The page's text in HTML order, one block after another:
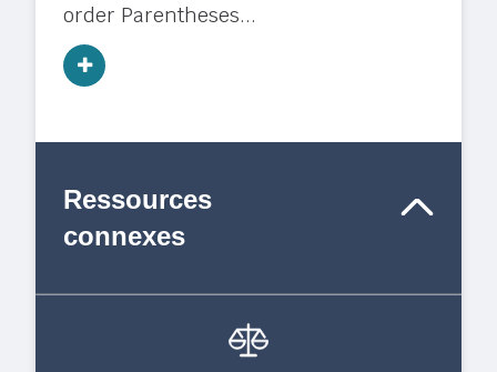
order Parentheses...
Ressources
connexes